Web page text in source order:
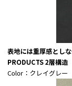
表地には重厚感とし
PRODUCTS 2層構造
Color：クレイグレー（